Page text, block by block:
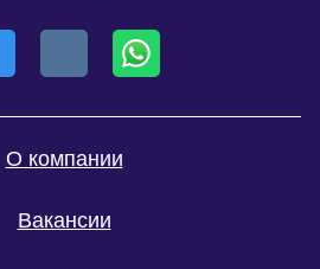
О компании
Вакансии